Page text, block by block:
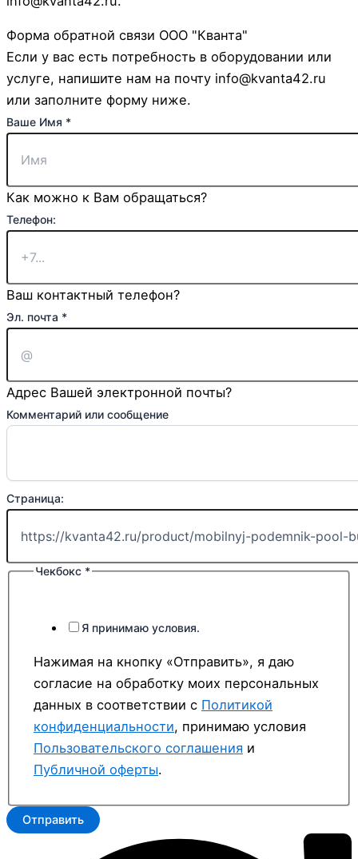
Форма обратной связи ООО "Кванта"
Если у вас есть потребность в оборудовании или
услуге, напишите нам на почту info@kvanta42.ru
или заполните форму ниже.
Ваше Имя *
Как можно к Вам обращаться?
Страница:
Чекбокс
Телефон:
Ваш контактный телефон?
Эл. почта *
Адрес Вашей электронной почты?
Комментарий или сообщение
Страница:
Чекбокс *
Я принимаю условия.
Нажимая на кнопку «Отправить», я даю
согласие на обработку моих персональных
данных в соответствии с Политикой
конфиденциальности, принимаю условия
Пользовательского соглашения и
Публичной оферты.
Отправить